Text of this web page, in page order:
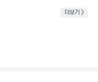
더보기 >